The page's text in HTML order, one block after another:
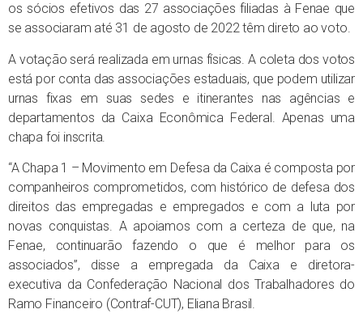
os sócios efetivos das 27 associações filiadas à Fenae que
se associaram até 31 de agosto de 2022 têm direto ao voto.
A votação será realizada em urnas físicas. A coleta dos votos
está por conta das associações estaduais, que podem utilizar
urnas fixas em suas sedes e itinerantes nas agências e
departamentos da Caixa Econômica Federal. Apenas uma
chapa foi inscrita.
“A Chapa 1 – Movimento em Defesa da Caixa é composta por
companheiros comprometidos, com histórico de defesa dos
direitos das empregadas e empregados e com a luta por
novas conquistas. A apoiamos com a certeza de que, na
Fenae, continuarão fazendo o que é melhor para os
associados”, disse a empregada da Caixa e diretora-
executiva da Confederação Nacional dos Trabalhadores do
Ramo Financeiro (Contraf-CUT), Eliana Brasil.